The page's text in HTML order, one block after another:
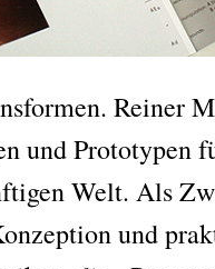
Rei­ner
und Pro­to­ty­pen
Welt. Als
und